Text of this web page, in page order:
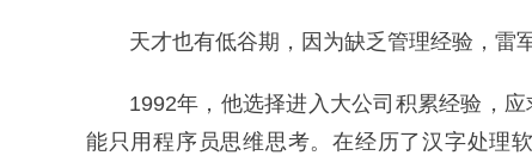
天才也有低谷期，因为缺乏管理经验，雷
1992年，他选择进入大公司积累经验，
能只用程序员思维思考。在经历了汉字处理